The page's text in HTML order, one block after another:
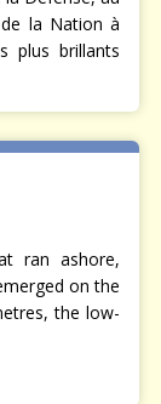
la Nation à
plus brillants
ran ashore,
on the
the low-